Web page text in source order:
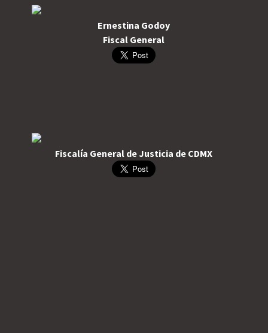
Ernestina Godoy
Fiscal General
Fiscalía General de Justicia de CDMX